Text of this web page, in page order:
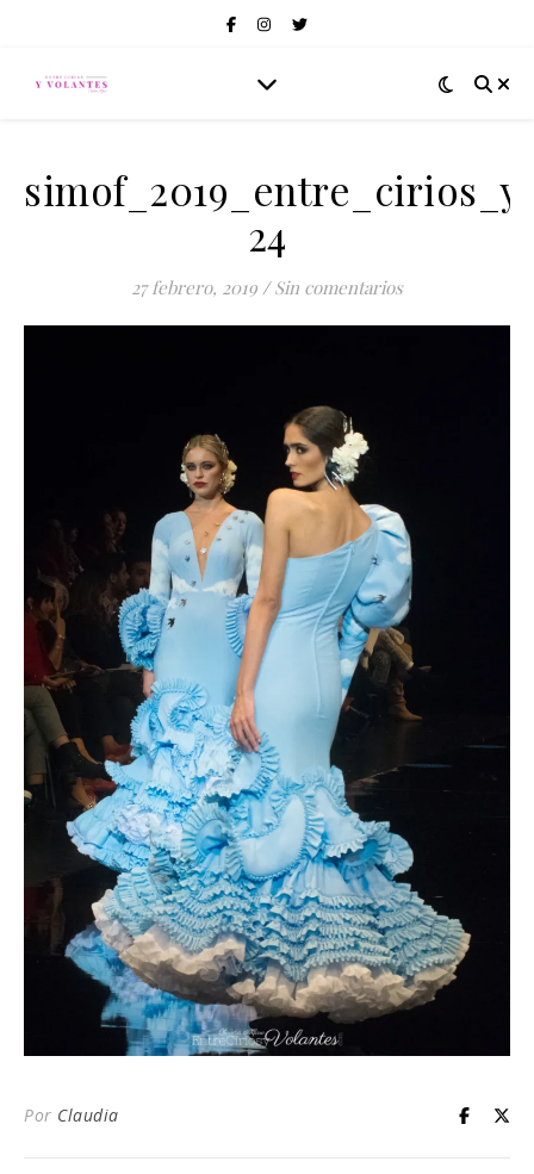
24
27 febrero, 2019 / Sin comentarios
Por Claudia